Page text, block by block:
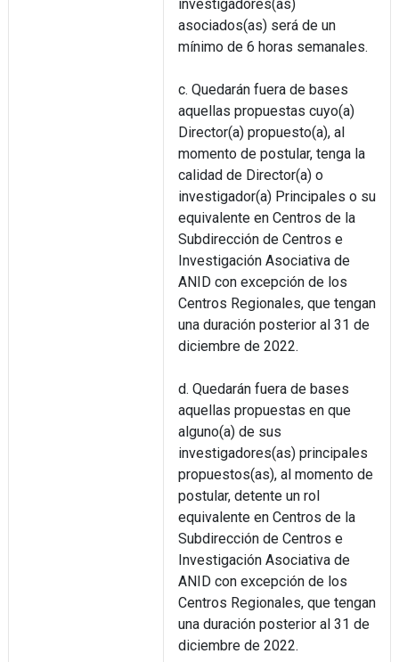
investigadores(as)
asociados(as) será de un
mínimo de 6 horas semanales.
c. Quedarán fuera de bases
aquellas propuestas cuyo(a)
Director(a) propuesto(a), al
momento de postular, tenga la
calidad de Director(a) o
investigador(a) Principales o su
equivalente en Centros de la
Subdirección de Centros e
Investigación Asociativa de
ANID con excepción de los
Centros Regionales, que tengan
una duración posterior al 31 de
diciembre de 2022.
d. Quedarán fuera de bases
aquellas propuestas en que
alguno(a) de sus
investigadores(as) principales
propuestos(as), al momento de
postular, detente un rol
equivalente en Centros de la
Subdirección de Centros e
Investigación Asociativa de
ANID con excepción de los
Centros Regionales, que tengan
una duración posterior al 31 de
diciembre de 2022.